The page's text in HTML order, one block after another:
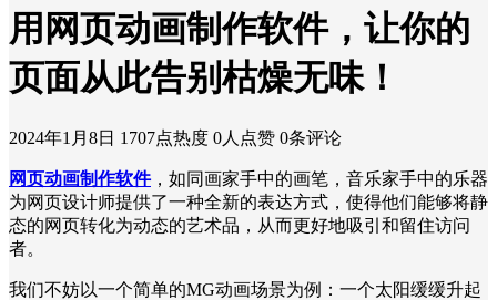
用网页动画制作软件，让你的
页面从此告别枯燥无味！
2024年1月8日 1707点热度 0人点赞 0条评论
网页动画制作软件，如同画家手中的画笔，音乐家手中的乐器
为网页设计师提供了一种全新的表达方式，使得他们能够将静
态的网页转化为动态的艺术品，从而更好地吸引和留住访问
者。
我们不妨以一个简单的MG动画场景为例：一个太阳缓缓升起